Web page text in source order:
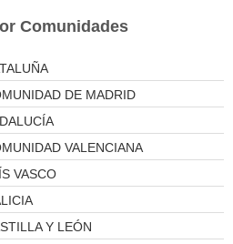
Comunidades
DE MADRID
VALENCIANA
VASCO
Y LEÓN